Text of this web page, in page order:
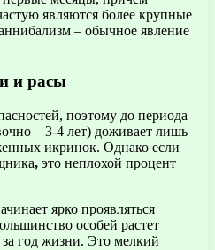
являются более крупные
– обычное явление
и расы
поэтому до периода
– 3-4 лет) доживает лишь
икринок. Однако если
, это неплохой процент
ярко проявляться
особей растет
год жизни. Это мелкий